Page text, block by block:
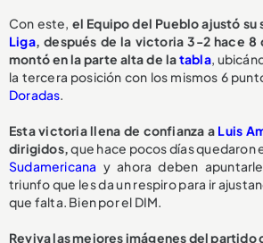
Con este, el Equipo del Pueblo ajustó
Liga, después de la victoria 3-2 hace 8
montó en la parte alta de latabla,
la tercera posición con los mismos 6
Doradas.
Esta victoria llena de confianza a Luis
dirigidos,que hace pocos días quedaron
Sudamericana y ahora deben
triunfo que les da un respiro para ir
que falta. Bien por el DIM.
Reviva las mejores imágenes del partido